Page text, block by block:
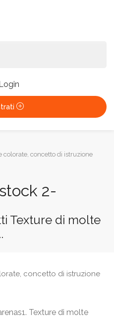
colorate, concetto di istruzione
2-
Texture di molte
Texture di molte